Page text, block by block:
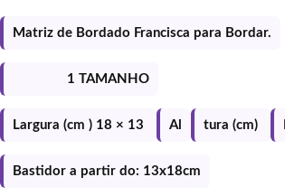
Matriz de Bordado Francisca para Bordar.
1 TAMANHO
Largura (cm ) 18 × 13 Al tura (cm)
Bastidor a partir do: 13x18cm